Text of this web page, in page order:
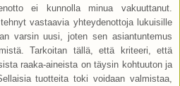
ei kunnolla minua vakuuttanut.
vastaavia yhteydenottoja lukuisille
varsin uusi, joten sen asiantuntemus
Tarkoitan tällä, että kriteeri, että
raaka-aineista on täysin kohtuuton ja
tuotteita toki voidaan valmistaa,